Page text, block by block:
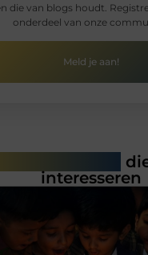
die van blogs houdt.
onderdeel van onze
Meld je aan!
interesseren